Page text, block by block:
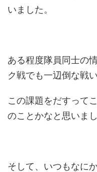
いました。
ある程度隊員同士の
ク戦でも一辺倒な戦
この課題をだすって
のことかなと思いまし
そして、いつもなに